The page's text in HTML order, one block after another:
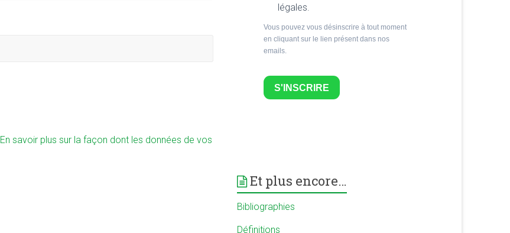
En savoir plus sur la façon dont les données de vos
légales.
Vous pouvez vous désinscrire à tout moment
en cliquant sur le lien présent dans nos
emails.
S'INSCRIRE
Et plus encore…
Bibliographies
Définitions